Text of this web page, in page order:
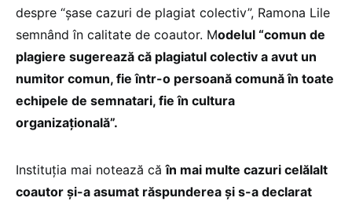
despre “șase cazuri de plagiat colectiv”, Ramona Lile
semnând în calitate de coautor. Modelul “comun de
plagiere sugerează că plagiatul colectiv a avut un
numitor comun, fie într-o persoană comună în toate
echipele de semnatari, fie în cultura
organizațională”.
Instituția mai notează căîn mai multe cazuri celălalt
coautor și-a asumat răspunderea și s-a declarat